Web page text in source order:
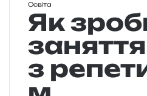
Освіта
Як
заняття
з